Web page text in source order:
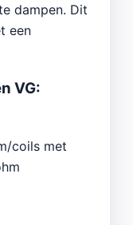
dampen. Dit
een
VG:
coils met